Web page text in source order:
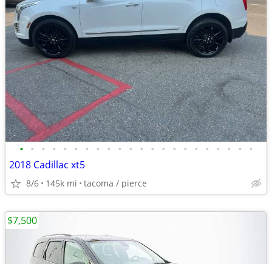
• • • • • • • • • • • • • • • • • • • • • •
2018 Cadillac xt5
8/6 145k mi tacoma / pierce
$7,500